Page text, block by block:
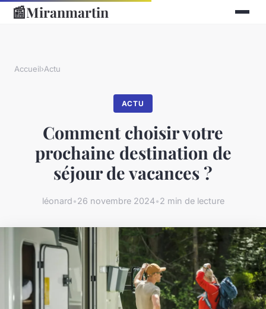
📰Miranmartin
Accueil›Actu
ACTU
Comment choisir votre
prochaine destination de
séjour de vacances ?
léonard•26 novembre 2024•2 min de lecture